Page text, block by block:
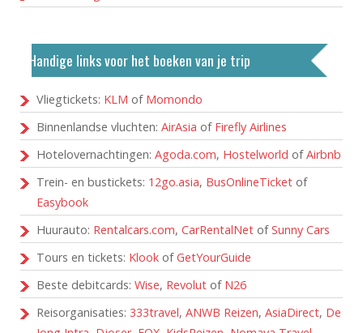
Handige links voor het boeken van je trip
Vliegtickets: KLM of Momondo
Binnenlandse vluchten: AirAsia of Firefly Airlines
Hotelovernachtingen: Agoda.com, Hostelworld ofAirbnb
Trein- en bustickets: 12go.asia, BusOnlineTicket of
Easybook
Huurauto: Rentalcars.com, CarRentalNet ofSunny Cars
Tours en tickets: Klook ofGetYourGuide
Beste debitcards: Wise, Revolut of N26
Reisorganisaties: 333travel, ANWB Reizen, AsiaDirect, De